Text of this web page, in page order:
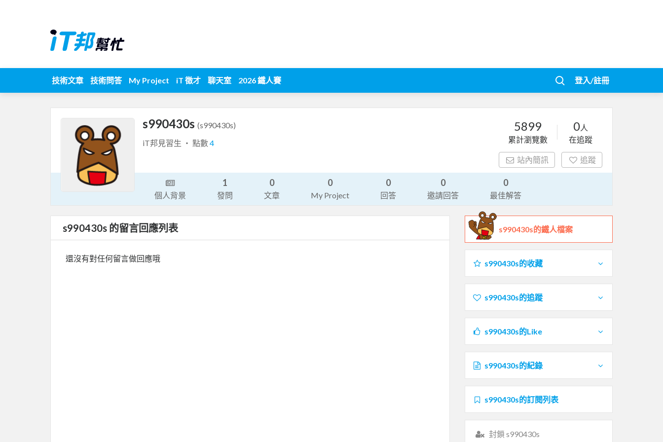
技術文章 技術問答 My Project iT 徵才 聊天室 2026 鐵人賽 登入/註冊
s990430s (s990430s)
iT邦見習生 ‧ 點數4
5899
累計瀏覽數
0人
在追蹤
站內簡訊 追蹤
個人背景
1
發問
0
文章
0
My Project
0
回答
0
邀請回答
0
最佳解答
s990430s 的留言回應列表
還沒有對任何留言做回應哦
s990430s的鐵人檔案
s990430s的收藏
s990430s的追蹤
s990430s的Like
s990430s的紀錄
s990430s的訂閱列表
封鎖 s990430s